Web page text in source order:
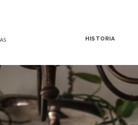
HISTORIA